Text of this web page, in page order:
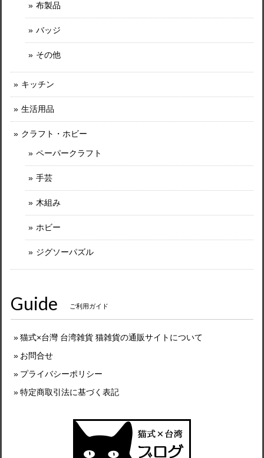
布製品
バッジ
その他
キッチン
生活用品
クラフト・ホビー
ペーパークラフト
手芸
木組み
ホビー
ジグソーパズル
Guide ご利用ガイド
猫式×台灣 台湾雑貨 猫雑貨の通販サイトについて
お問合せ
プライバシーポリシー
特定商取引法に基づく表記